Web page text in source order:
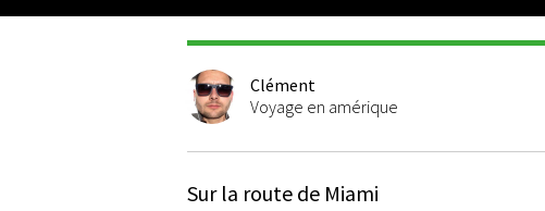
Clément
Voyage en amérique
Sur la route de Miami